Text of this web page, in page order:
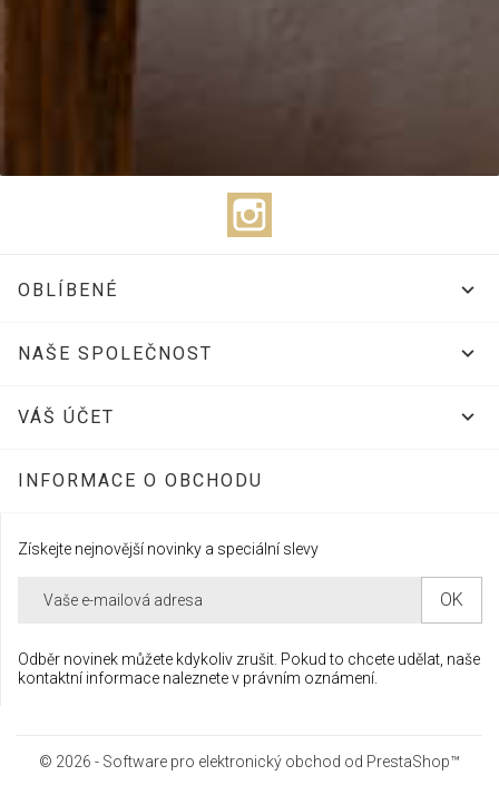
OBLÍBENÉ 
NAŠE SPOLEČNOST 
VÁŠ ÚČET 
INFORMACE O OBCHODU
Získejte nejnovější novinky a speciální slevy
Odběr novinek můžete kdykoliv zrušit. Pokud to chcete udělat, naše
kontaktní informace naleznete v právním oznámení.
© 2026 - Software pro elektronický obchod od PrestaShop™